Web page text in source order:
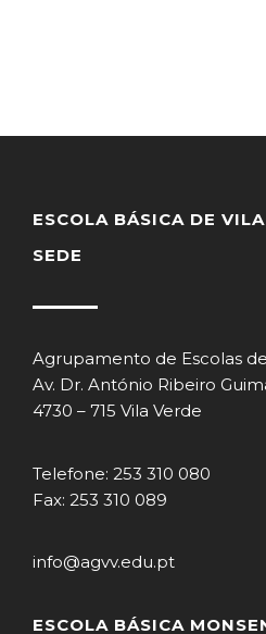
ESCOLA BÁSICA DE
SEDE
Agrupamento de Escolas
Av. Dr. António Ribeiro
4730 – 715 Vila Verde
Telefone: 253 310 080
Fax: 253 310 089
info@agvv.edu.pt
ESCOLA BÁSICA